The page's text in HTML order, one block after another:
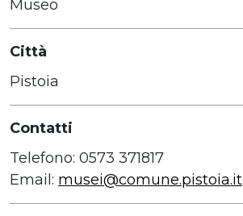
Museo
Città
Pistoia
Contatti
Telefono: 0573 371817
Email: musei@comune.pistoia.it